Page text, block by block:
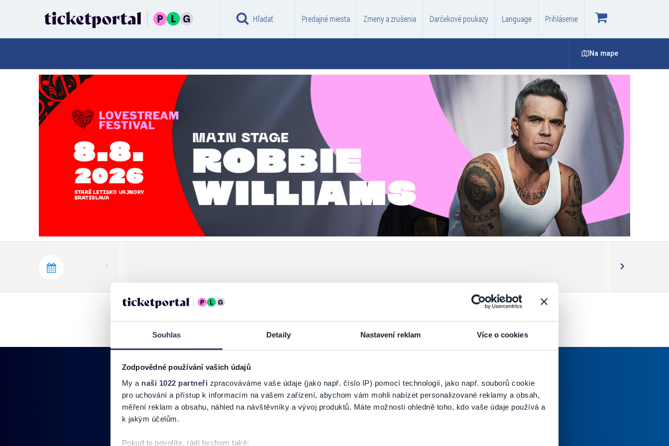
Souhlas Detaily Nastavení reklam Více o cookies
Zodpovědné používání vašich údajů
My a naši 1022 partneři zpracováváme vaše údaje (jako např. číslo IP) pomocí technologií, jako např. souborů cookie
pro uchování a přístup k informacím na vašem zařízení, abychom vám mohli nabízet personalizované reklamy a obsah,
měření reklam a obsahu, náhled na návštěvníky a vývoj produktů. Máte možnosti ohledně toho, kdo vaše údaje používá a
k jakým účelům.
Pokud to povolíte, rádi bychom také:
Hľadať Predajné miesta Zmeny a zrušenia Darčekové poukazy Language Prihlásenie
Na mape
PRIHLÁSIŤ SA KODBERU NOVINIEK
Pridajte sa do zoznamu odberateľov a doručte si najnovšie špeciálne ponuky priamo do doručenej pošty.